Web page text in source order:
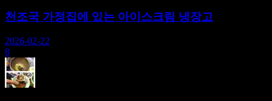
천조국 가정집에 있는 아이스크림 냉장고
2026-02-22
8